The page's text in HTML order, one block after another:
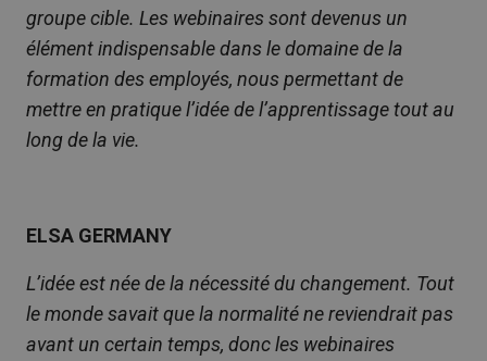
groupe cible. Les webinaires sont devenus un
élément indispensable dans le domaine de la
formation des employés, nous permettant de
mettre en pratique l’idée de l’apprentissage tout au
long de la vie.
ELSA GERMANY
L’idée est née de la nécessité du changement. Tout
le monde savait que la normalité ne reviendrait pas
avant un certain temps, donc les webinaires